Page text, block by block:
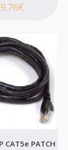
15metre
CAT5e PATCH